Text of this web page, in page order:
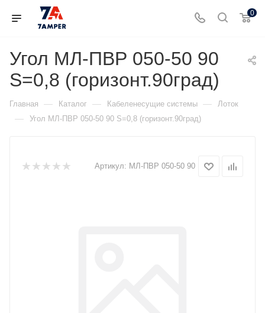
0
Угол МЛ-ПВР 050-50 90
S=0,8 (горизонт.90град)
Главная — Каталог — Кабеленесущие системы — Лоток
— Угол МЛ-ПВР 050-50 90 S=0,8 (горизонт.90град)
Артикул: МЛ-ПВР 050-50 90